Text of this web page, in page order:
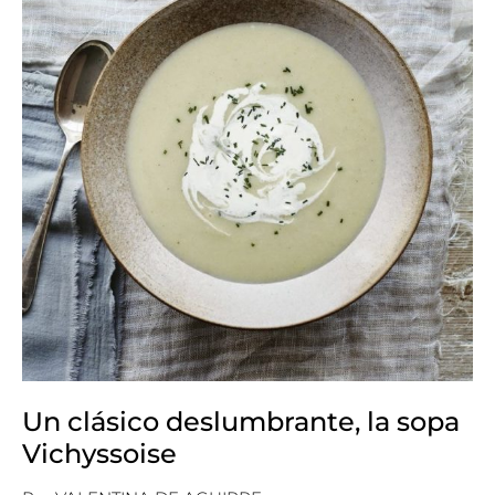
Un clásico deslumbrante, la sopa
Vichyssoise